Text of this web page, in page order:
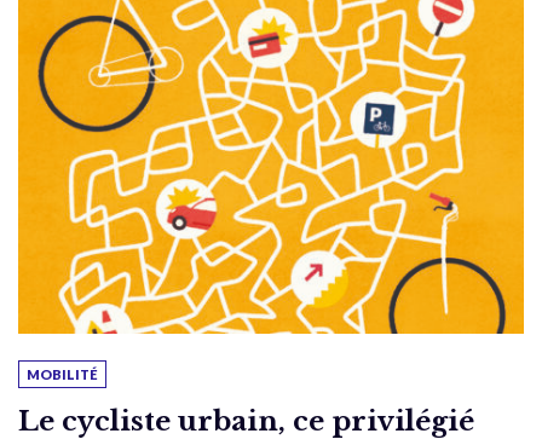
MOBILITÉ
Le cycliste urbain, ce privilégié